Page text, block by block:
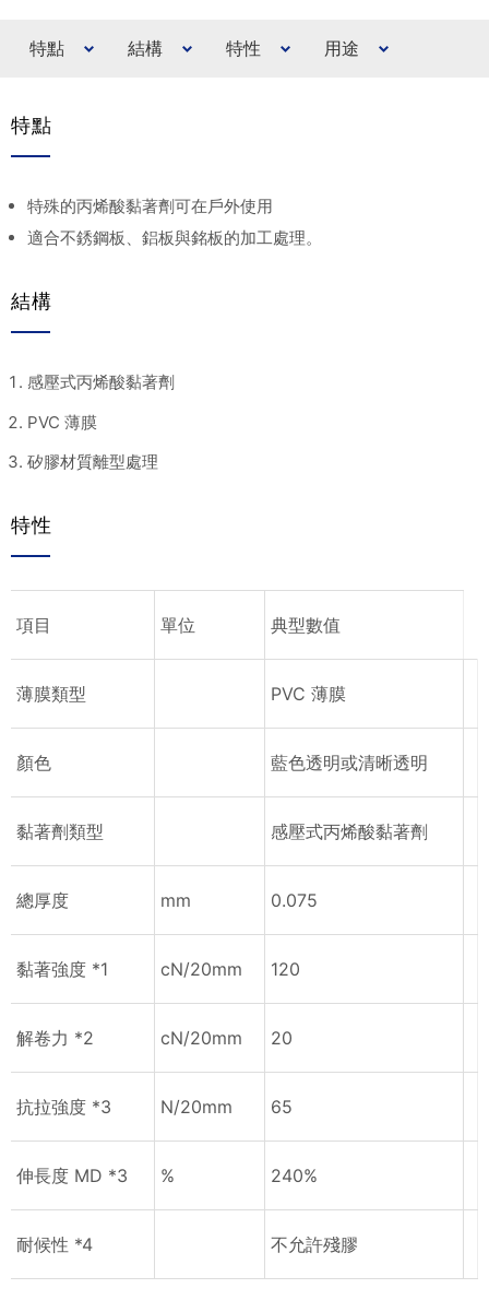
特點 結構 特性 用途
特點
特殊的丙烯酸黏著劑可在戶外使用
適合不銹鋼板、鋁板與銘板的加工處理。
結構
感壓式丙烯酸黏著劑
PVC 薄膜
矽膠材質離型處理
特性
項目 單位 典型數值
薄膜類型 PVC 薄膜
顏色 藍色透明或清晰透明
黏著劑類型 感壓式丙烯酸黏著劑
總厚度 mm 0.075
黏著強度 *1 cN/20mm 120
解卷力 *2 cN/20mm 20
抗拉強度 *3 N/20mm 65
伸長度 MD *3 % 240%
耐候性 *4 不允許殘膠